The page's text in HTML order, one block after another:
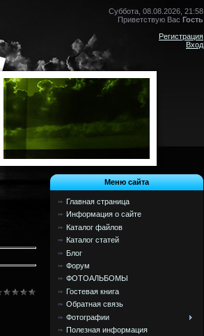
Суббота, 08.08.2026, 21:58
Приветствую Вас Гость
Регистрация
Вход
Меню сайта
Главная страница
Информация о сайте
Каталог файлов
Каталог статей
Блог
Форум
ФОТОАЛЬБОМЫ
Гостевая книга
Обратная связь
Фотографии
Полезная информация